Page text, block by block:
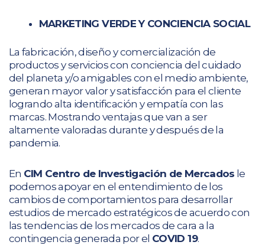
MARKETING VERDE Y CONCIENCIA SOCIAL
La fabricación, diseño y comercialización de
productos y servicios con conciencia del cuidado
del planeta y/o amigables con el medio ambiente,
generan mayor valor y satisfacción para el cliente
logrando alta identificación y empatía con las
marcas. Mostrando ventajas que van a ser
altamente valoradas durante y después de la
pandemia.
En CIM Centro de Investigación de Mercados le
podemos apoyar en el entendimiento de los
cambios de comportamientos para desarrollar
estudios de mercado estratégicos de acuerdo con
las tendencias de los mercados de cara a la
contingencia generada por el COVID 19.